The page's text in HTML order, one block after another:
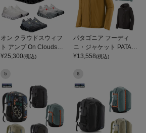
オン クラウドスウィフ
ト アンプ On Cloudswif
t Amp
¥25,300(税込)
パタゴニア フーディ
ニ・ジャケット PATAG
ONIA MS HOUDINI JKT
¥13,558(税込)
5 6